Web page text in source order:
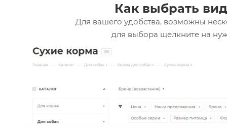
Как выбрать
Для вашего удобства, возможны
для выбора щелкните на